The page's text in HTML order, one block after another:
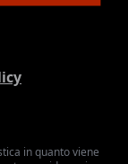
in quanto viene